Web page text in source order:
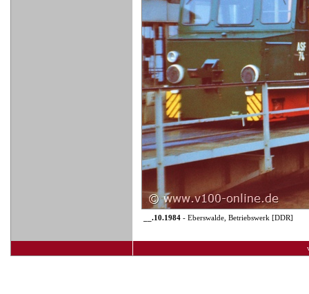
__.10.1984 - Eberswalde, Betriebswerk [DDR]